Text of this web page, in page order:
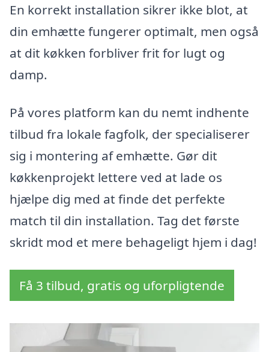
En korrekt installation sikrer ikke blot, at
din emhætte fungerer optimalt, men også
at dit køkken forbliver frit for lugt og
damp.
På vores platform kan du nemt indhente
tilbud fra lokale fagfolk, der specialiserer
sig i montering af emhætte. Gør dit
køkkenprojekt lettere ved at lade os
hjælpe dig med at finde det perfekte
match til din installation. Tag det første
skridt mod et mere behageligt hjem i dag!
Få 3 tilbud, gratis og uforpligtende